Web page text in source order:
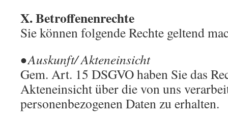
X. Betroffenenrechte
Sie können folgende Rechte geltend
• Auskunft/ Akteneinsicht
Gem. Art. 15 DSGVO haben Sie das
Akteneinsicht über die von uns
personenbezogenen Daten zu erhalten.